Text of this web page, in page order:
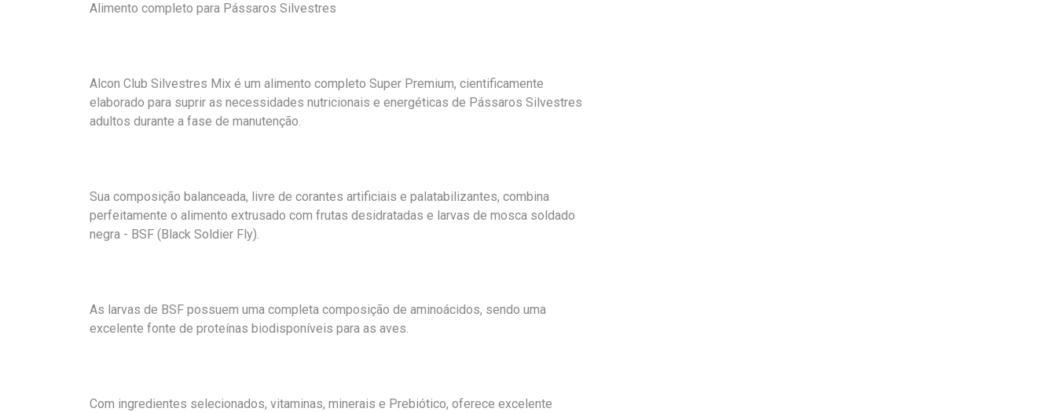
Alimento completo para Pássaros Silvestres
Alcon Club Silvestres Mix é um alimento completo Super Premium, cientificamente
elaborado para suprir as necessidades nutricionais e energéticas de Pássaros Silvestres
adultos durante a fase de manutenção.
Sua composição balanceada, livre de corantes artificiais e palatabilizantes, combina
perfeitamente o alimento extrusado com frutas desidratadas e larvas de mosca soldado
negra - BSF (Black Soldier Fly).
As larvas de BSF possuem uma completa composição de aminoácidos, sendo uma
excelente fonte de proteínas biodisponíveis para as aves.
Com ingredientes selecionados, vitaminas, minerais e Prebiótico, oferece excelente